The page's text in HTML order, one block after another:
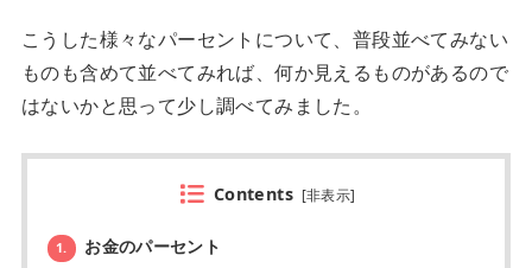
こうした様々なパーセントについて、普段並べてみない
ものも含めて並べてみれば、何か見えるものがあるので
はないかと思って少し調べてみました。
Contents [非表示]
1. お金のパーセント